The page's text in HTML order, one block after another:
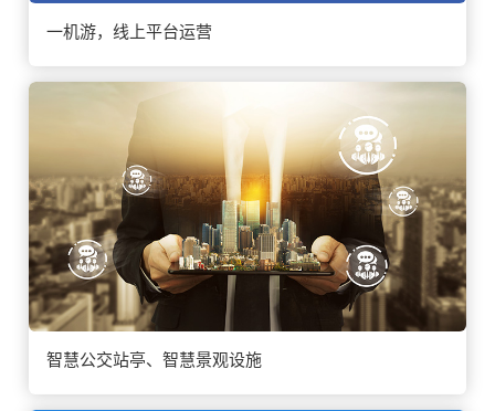
一机游，线上平台运营
智慧公交站亭、智慧景观设施